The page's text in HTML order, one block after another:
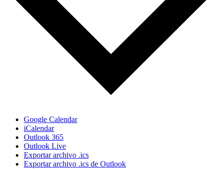
Google Calendar
iCalendar
Outlook 365
Outlook Live
Exportar archivo .ics
Exportar archivo .ics de Outlook